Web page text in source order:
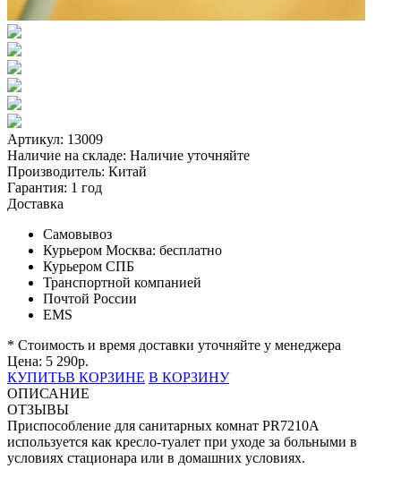
Артикул: 13009
Наличие на складе: Наличие уточняйте
Производитель: Китай
Гарантия: 1 год
Доставка
Самовывоз
Курьером Москва: бесплатно
Курьером СПБ
Транспортной компанией
Почтой России
EMS
* Стоимость и время доставки уточняйте у менеджера
Цена: 5 290р.
КУПИТЬВ КОРЗИНЕ В КОРЗИНУ
ОПИСАНИЕ
ОТЗЫВЫ
Приспособление для санитарных комнат PR7210A
используется как кресло-туалет при уходе за больными в
условиях стационара или в домашних условиях.